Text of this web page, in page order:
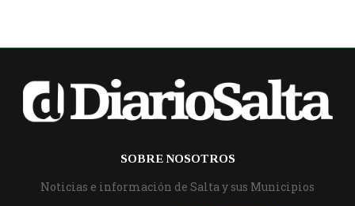
SOBRE NOSOTROS
Noticias e información de Salta y sus Municipios